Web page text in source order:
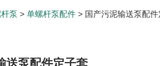
泵 > 单螺杆泵配件 > 国产污泥输送泵配件
送泵配件定子套